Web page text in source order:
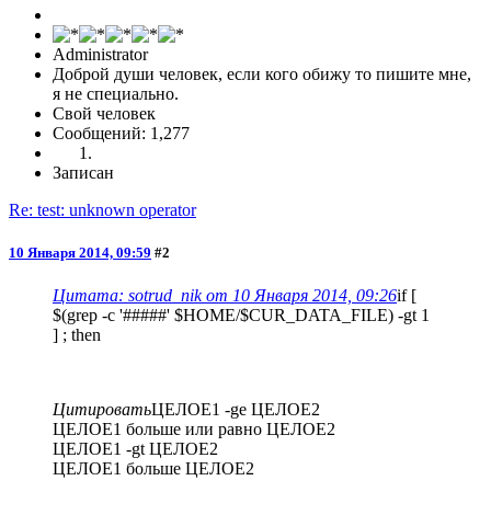
Administrator
Доброй души человек, если кого обижу то пишите мне,
я не специально.
Свой человек
Сообщений: 1,277
Записан
Re: test: unknown operator
10 Января 2014, 09:59 #2
Цитата: sotrud_nik от 10 Января 2014, 09:26if [
$(grep -c '#####' $HOME/$CUR_DATA_FILE) -gt 1
] ; then
ЦитироватьЦЕЛОЕ1 -ge ЦЕЛОЕ2
ЦЕЛОЕ1 больше или равно ЦЕЛОЕ2
ЦЕЛОЕ1 -gt ЦЕЛОЕ2
ЦЕЛОЕ1 больше ЦЕЛОЕ2